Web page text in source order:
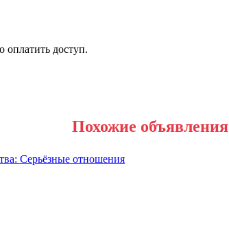
доступ.
Похожие объявления